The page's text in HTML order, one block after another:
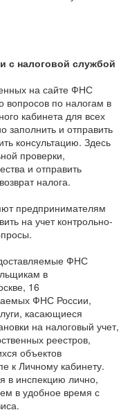
с налоговой службой
на сайте ФНС
вопросов по налогам в
кабинета для всех
заполнить и отправить
консультацию. Здесь
проверки,
и отправить
налога.
предпринимателям
на учет контрольно-
ФНС
в
16
ФНС России,
касающиеся
на налоговый учет,
реестров,
объектов
к Личному кабинету.
в инспекцию лично,
в удобное время с